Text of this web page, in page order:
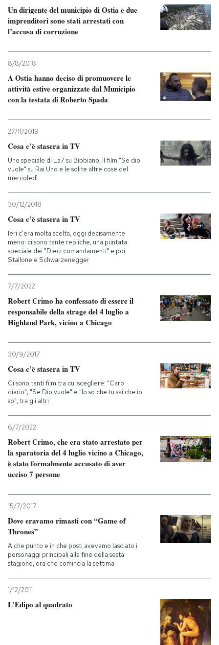
Un dirigente del municipio di Ostia e due
imprenditori sono stati arrestati con
l’accusa di corruzione
8/8/2018
A Ostia hanno deciso di promuovere le
attività estive organizzate dal Municipio
con la testata di Roberto Spada
27/11/2019
Cosa c’è stasera in TV
Uno speciale di La7 su Bibbiano, il film "Se dio
vuole" su Rai Uno e le solite altre cose del
mercoledì
30/12/2018
Cosa c’è stasera in TV
Ieri c'era molta scelta, oggi decisamente
meno: ci sono tante repliche, una puntata
speciale dei "Dieci comandamenti" e poi
Stallone e Schwarzenegger
7/7/2022
Robert Crimo ha confessato di essere il
responsabile della strage del 4 luglio a
Highland Park, vicino a Chicago
30/9/2017
Cosa c’è stasera in TV
Ci sono tanti film tra cui scegliere: "Caro
diario", "Se Dio vuole" e "Io so che tu sai che io
so", tra gli altri
6/7/2022
Robert Crimo, che era stato arrestato per
la sparatoria del 4 luglio vicino a Chicago,
è stato formalmente accusato di aver
ucciso 7 persone
15/7/2017
Dove eravamo rimasti con “Game of
Thrones”
A che punto e in che posti avevamo lasciato i
personaggi principali alla fine della sesta
stagione, ora che comincia la settima
1/12/2011
L’Edipo al quadrato